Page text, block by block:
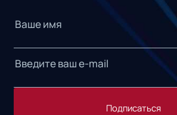
Подписаться